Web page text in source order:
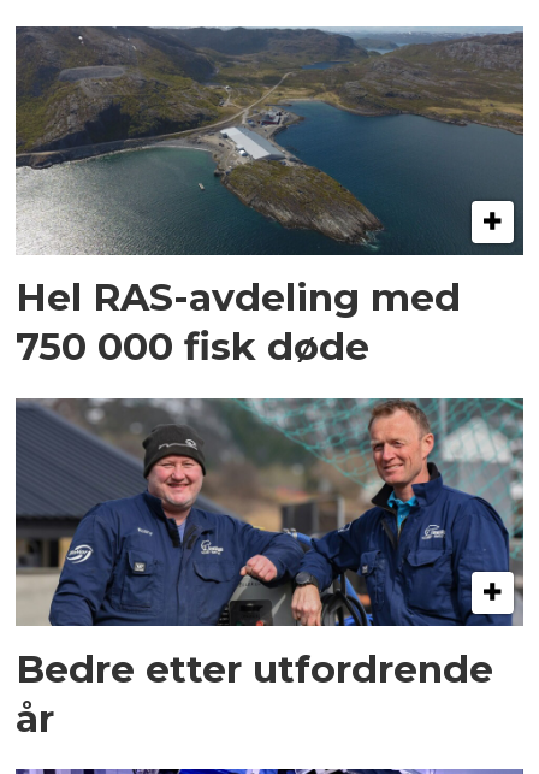
Hel RAS-avdeling med
750 000 fisk døde
Bedre etter utfordrende
år